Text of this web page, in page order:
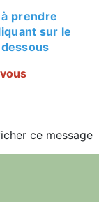
prendre
sur le
ce message